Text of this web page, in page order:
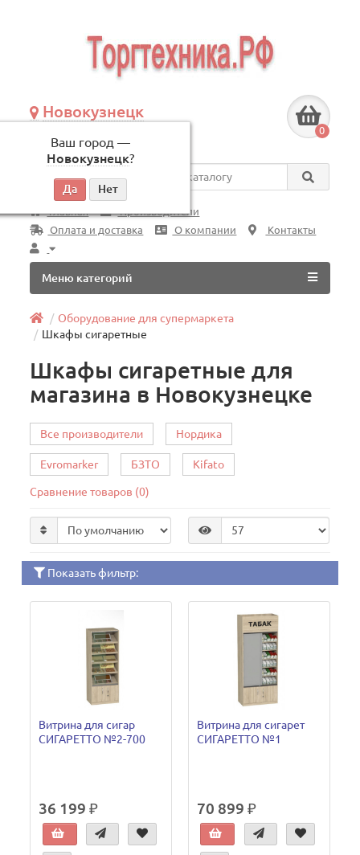
Новокузнецк
Ваш город —
Новокузнецк?
по будням, с 09:00 до 18:00
0
Везде
Главная
Производители
Оплата и доставка
О компании Контакты
Меню категорий
Оборудование для супермаркета
Шкафы сигаретные
Шкафы сигаретные для
магазина в Новокузнецке
Все производители Нордика
Evromarker БЗТО Kifato
Сравнение товаров (0)
Показать фильтр:
Витрина для сигар
СИГАРЕТТО №2-700
36 199 ₽
Витрина для сигарет
СИГАРЕТТО №1
70 899 ₽